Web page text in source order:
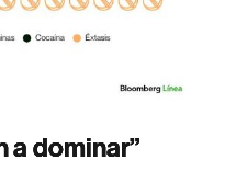
a dominar”